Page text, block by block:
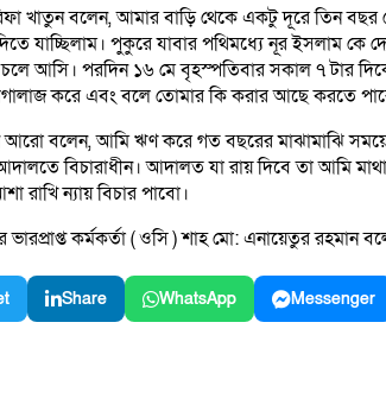
রিফা খাতুন বলেন, আমার বাড়ি থেকে একটু দূরে
যাচ্ছিলাম। পুকুরে যাবার পথিমধ্যে নূর
চলে আসি। পরদিন ১৬ মে বৃহস্পতিবার সকাল ৭ টার
করে এবং বলে তোমার কি করার আছে করতে
আরো বলেন, আমি ঋণ করে গত বছরের মাঝামাঝি
বিচারাধীন। আদালত যা রায় দিবে তা আমি
রাখি ন্যায় বিচার পাবো।
ভারপ্রাপ্ত কর্মকর্তা ( ওসি ) শাহ মো: এনায়েতুর
Share WhatsApp Messenger